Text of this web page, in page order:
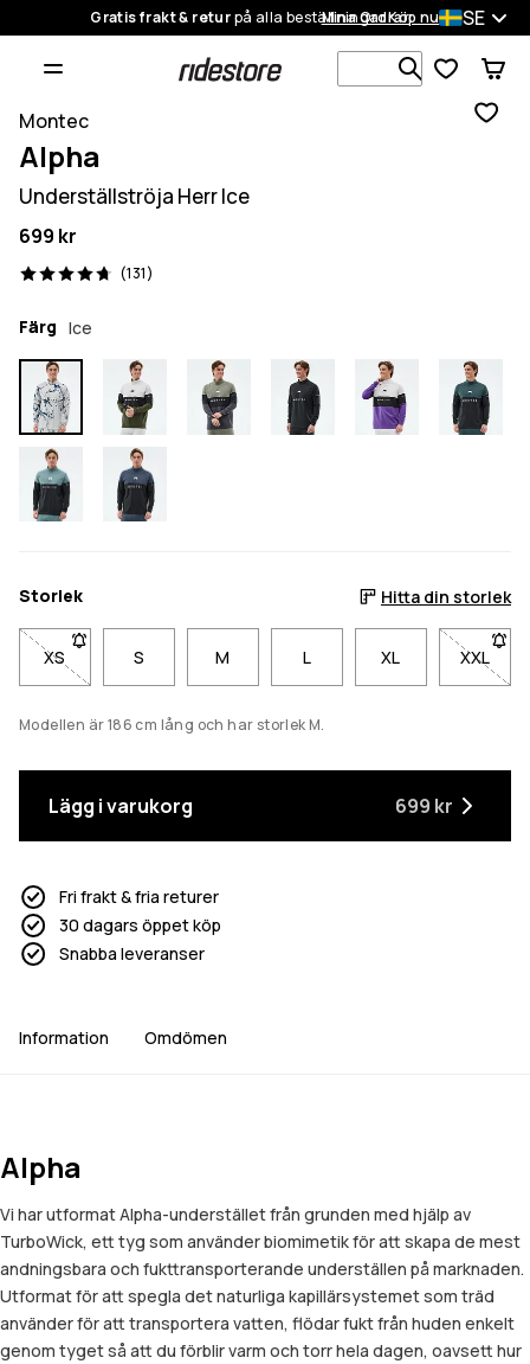
Gratis frakt & returpå alla beställningarKöp nu
Mina Ordrar SE
Sök bland
Montec
Alpha
Underställströja Herr Ice
699 kr
(131)
131 recensioner, 4.7/5
Färg Ice
Storlek Hitta din storlek
XS- Storlek XS är inte tillgänglig. Klicka för att bli meddelad när
S M L XL XXL
-
Modellen är 186 cm lång och har storlek M.
Lägg i varukorg 699 kr
Fri frakt & fria returer
30 dagars öppet köp
Snabba leveranser
Information Omdömen
Alpha
Vi har utformat Alpha-understället från grunden med hjälp av
TurboWick, ett tyg som använder biomimetik för att skapa de mest
andningsbara och fukttransporterande underställen på marknaden.
Utformat för att spegla det naturliga kapillärsystemet som träd
använder för att transportera vatten, flödar fukt från huden enkelt
genom tyget så att du förblir varm och torr hela dagen, oavsett hur